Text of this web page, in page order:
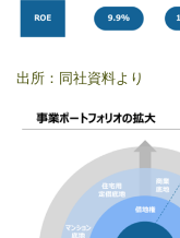
出所：同社資料より